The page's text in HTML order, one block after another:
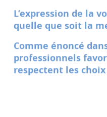
L’expression de la
quelle que soit la
Comme énoncé
professionnels
respectent les